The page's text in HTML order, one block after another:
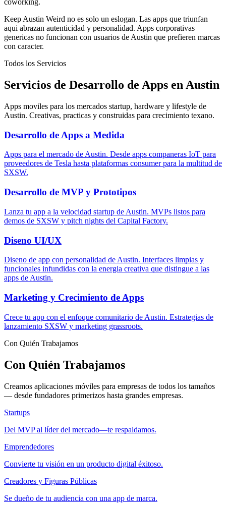
coworking.
Keep Austin Weird no es solo un eslogan. Las apps que triunfan
aqui abrazan autenticidad y personalidad. Apps corporativas
genericas no funcionan con usuarios de Austin que prefieren marcas
con caracter.
Todos los Servicios
Servicios de Desarrollo de Apps en Austin
Apps moviles para los mercados startup, hardware y lifestyle de
Austin. Creativas, practicas y construidas para crecimiento texano.
Desarrollo de Apps a Medida
Apps para el mercado de Austin. Desde apps companeras IoT para
proveedores de Tesla hasta plataformas consumer para la multitud de
SXSW.
Desarrollo de MVP y Prototipos
Lanza tu app a la velocidad startup de Austin. MVPs listos para
demos de SXSW y pitch nights del Capital Factory.
Diseno UI/UX
Diseno de app con personalidad de Austin. Interfaces limpias y
funcionales infundidas con la energia creativa que distingue a las
apps de Austin.
Marketing y Crecimiento de Apps
Crece tu app con el enfoque comunitario de Austin. Estrategias de
lanzamiento SXSW y marketing grassroots.
Con Quién Trabajamos
Con Quién Trabajamos
Creamos aplicaciones móviles para empresas de todos los tamaños
— desde fundadores primerizos hasta grandes empresas.
Startups
Del MVP al líder del mercado—te respaldamos.
Emprendedores
Convierte tu visión en un producto digital éxitoso.
Creadores y Figuras Públicas
Se dueño de tu audiencia con una app de marca.